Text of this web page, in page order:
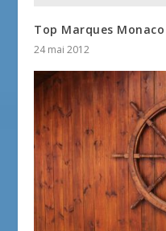
Top Marques Monaco
24 mai 2012